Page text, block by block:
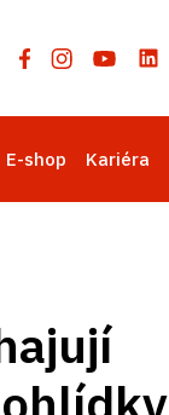
E-shop Kariéra